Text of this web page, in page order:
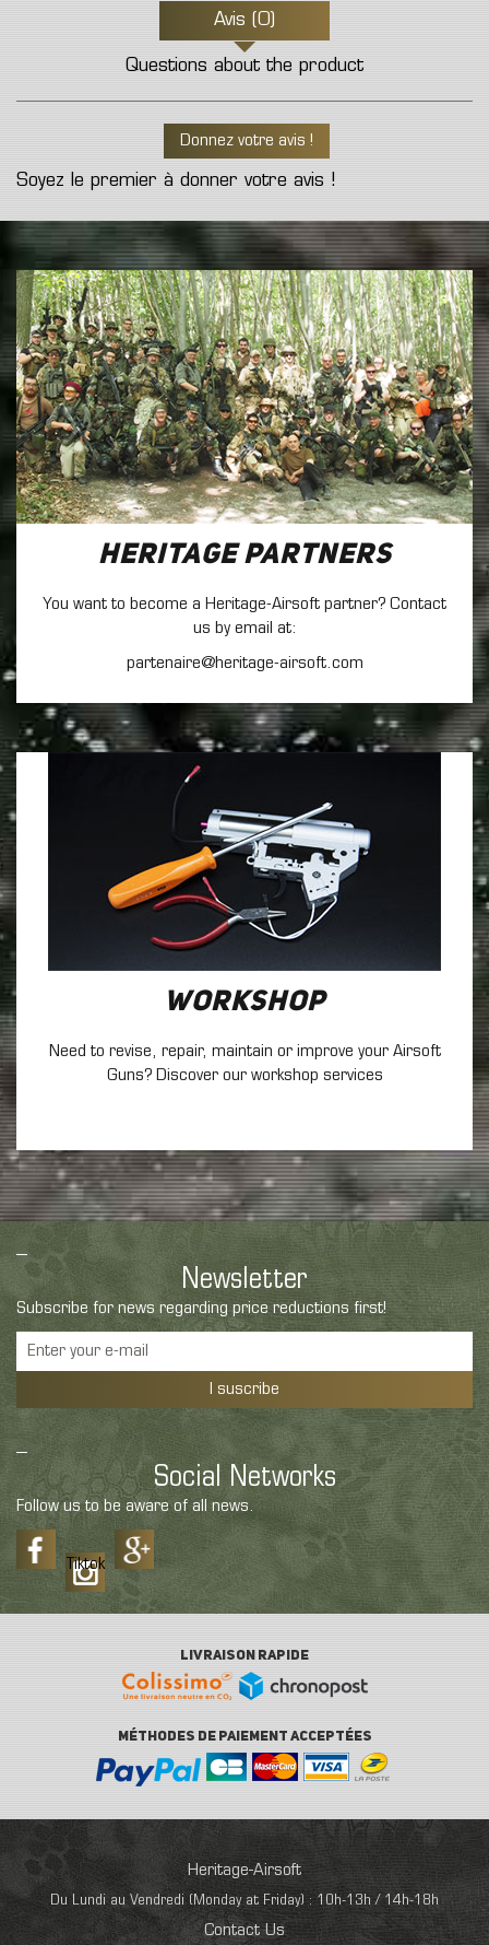
Avis (0)
Questions about the product
Donnez votre avis !
Soyez le premier à donner votre avis !
Heritage Partners
You want to become a Heritage-Airsoft partner? Contact
us by email at:
partenaire@heritage-airsoft.com
Workshop
Need to revise, repair, maintain or improve your Airsoft
Guns? Discover our workshop services
Newsletter
Subscribe for news regarding price reductions first!
I suscribe
Social Networks
Follow us to be aware of all news.
Tiktok
LIVRAISON RAPIDE
MÉTHODES DE PAIEMENT ACCEPTÉES
Heritage-Airsoft
Du Lundi au Vendredi (Monday at Friday) : 10h-13h / 14h-18h
Contact Us